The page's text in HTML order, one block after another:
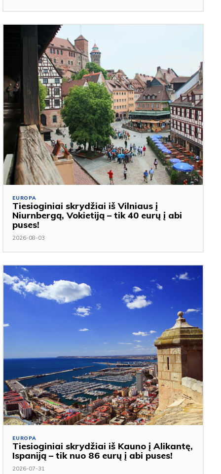
EUROPA
Tiesioginiai skrydžiai iš Vilniaus į
Niurnbergą, Vokietiją – tik 40 eurų į abi
puses!
2026-08-03
EUROPA
Tiesioginiai skrydžiai iš Kauno į Alikantę,
Ispaniją – tik nuo 86 eurų į abi puses!
2026-07-31